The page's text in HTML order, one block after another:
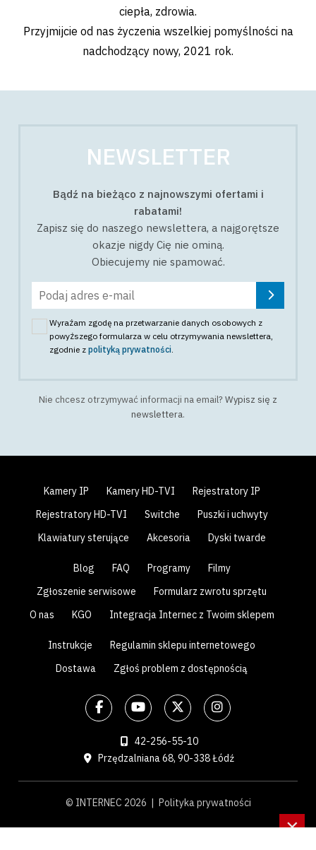
×
ciepła, zdrowia.
Przyjmijcie od nas życzenia wszelkiej pomyślności na
nadchodzący nowy, 2021 rok.
NEWSLETTER
Bądź na bieżąco z najnowszymi ofertami i
rabatami!
Zapisz się do naszego newslettera, a najgorętsze
okazje nigdy Cię nie ominą.
Obiecujemy nie spamować.
Wyrażam zgodę na przetwarzanie danych osobowych z
powyższego formularza w celu otrzymywania newslettera,
zgodnie z polityką prywatności.
Nie chcesz otrzymywać informacji na email?Wypisz się z
newslettera.
Kamery IP Kamery HD-TVI
Rejestratory IP
Rejestratory HD-TVI
Switche
Puszki i uchwyty
Klawiatury sterujące
Akcesoria Dyski twarde
Blog FAQ Programy
Filmy
Zgłoszenie serwisowe
Formularz zwrotu sprzętu
O nas
KGO Integracja Internec z Twoim sklepem
Instrukcje
Regulamin sklepu internetowego
Dostawa
Zgłoś problem z dostępnością
42-256-55-10
Przędzalniana 68, 90-338 Łódź
© INTERNEC 2026 | Polityka prywatności